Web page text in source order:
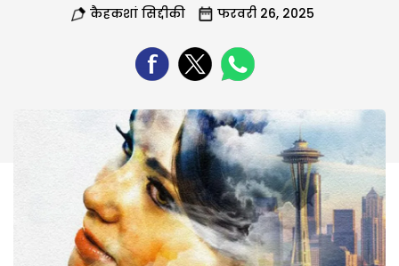
कैहकशां सिद्दीकी फरवरी 26, 2025